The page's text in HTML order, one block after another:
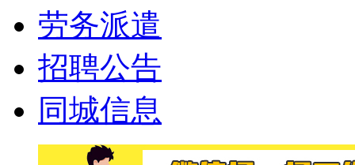
劳务派遣
招聘公告
同城信息